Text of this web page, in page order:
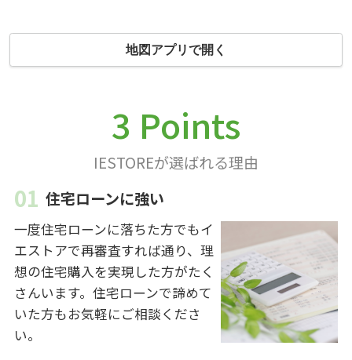
地図アプリで開く
3 Points
IESTOREが選ばれる理由
住宅ローンに強い
一度住宅ローンに落ちた方でもイ
エストアで再審査すれば通り、理
想の住宅購入を実現した方がたく
さんいます。住宅ローンで諦めて
いた方もお気軽にご相談くださ
い。